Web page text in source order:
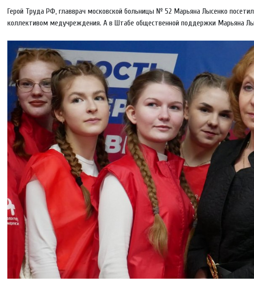
Герой Труда РФ, главврач московской больницы № 52 Марьяна Лысенко
коллективом медучреждения. А в Штабе общественной поддержки Марьяна